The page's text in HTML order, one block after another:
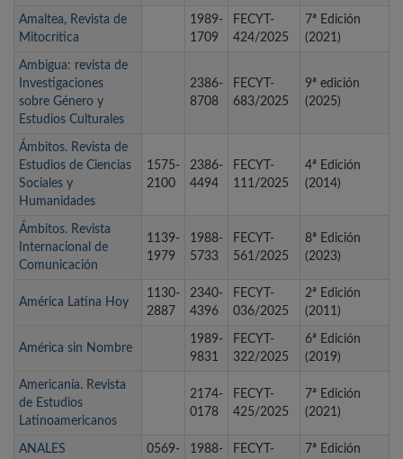
Amaltea, Revista de
Mitocrítica
1989-
1709
FECYT-
424/2025
7ª Edición
(2021)
Ambigua: revista de
Investigaciones
sobre Género y
Estudios Culturales
2386-
8708
FECYT-
683/2025
9ª edición
(2025)
Ámbitos. Revista de
Estudios de Ciencias
Sociales y
Humanidades
1575-
2100
2386-
4494
FECYT-
111/2025
4ª Edición
(2014)
Ámbitos. Revista
Internacional de
Comunicación
1139-
1979
1988-
5733
FECYT-
561/2025
8ª Edición
(2023)
América Latina Hoy
1130-
2887
2340-
4396
FECYT-
036/2025
2ª Edición
(2011)
América sin Nombre
1989-
9831
FECYT-
322/2025
6ª Edición
(2019)
Americanía. Revista
de Estudios
Latinoamericanos
2174-
0178
FECYT-
425/2025
7ª Edición
(2021)
ANALES
0569-
1988-
FECYT-
7ª Edición